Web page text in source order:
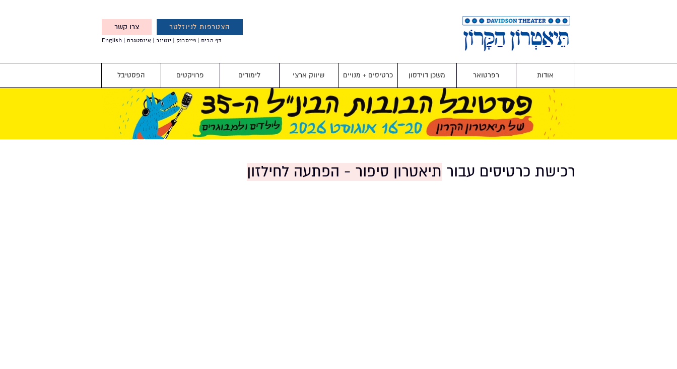
הצטרפות לניוזלטר צרו קשר
והטבות מיוחדות עבורך
דף הבית פייסבוק יוטיוב אינסטגרם English
אודות רפרטואר משכן דוידסון כרטיסים + מנויים שיווק ארצי לימודים פרויקטים הפסטיבל
רכישת כרטיסים עבור תיאטרון סיפור - הפתעה לחילזון